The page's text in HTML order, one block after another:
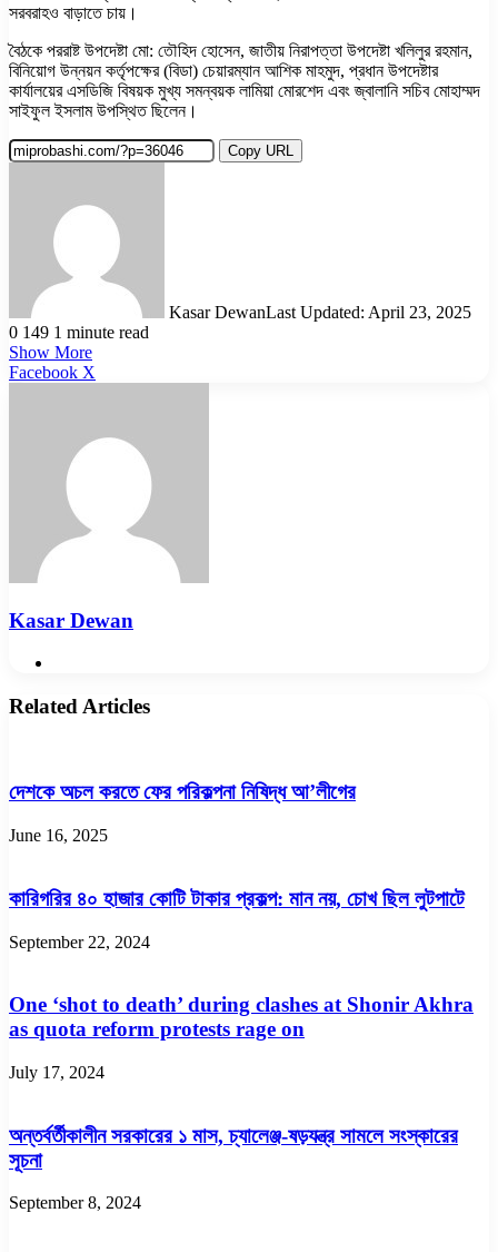
সরবরাহও বাড়াতে চায়।
বৈঠকে পররাষ্ট উপদেষ্টা মো: তৌহিদ হোসেন, জাতীয় নিরাপত্তা উপদেষ্টা খলিলুর রহমান,
বিনিয়োগ উন্নয়ন কর্তৃপক্ষের (বিডা) চেয়ারম্যান আশিক মাহমুদ, প্রধান উপদেষ্টার
কার্যালয়ের এসডিজি বিষয়ক মুখ্য সমন্বয়ক লামিয়া মোরশেদ এবং জ্বালানি সচিব মোহাম্মদ
সাইফুল ইসলাম উপস্থিত ছিলেন।
Copy URL
Kasar DewanLast Updated: April 23, 2025
0 149 1 minute read
Show More
Facebook X
Kasar Dewan
Related Articles
দেশকে অচল করতে ফের পরিকল্পনা নিষিদ্ধ আ’লীগের
June 16, 2025
কারিগরির ৪০ হাজার কোটি টাকার প্রকল্প: মান নয়, চোখ ছিল লুটপাটে
September 22, 2024
One ‘shot to death’ during clashes at Shonir Akhra
as quota reform protests rage on
July 17, 2024
অন্তর্বর্তীকালীন সরকারের ১ মাস, চ্যালেঞ্জ-ষড়যন্ত্র সামলে সংস্কারের
সূচনা
September 8, 2024